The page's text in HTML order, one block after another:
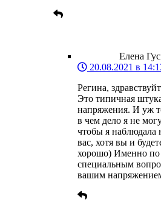
Елена
20.08.2021 в
Регина,
Это типичная
напряжения. И уж
в чем дело я не
чтобы я наблюдала
вас, хотя вы и
хорошо) Именно
специальным
вашим